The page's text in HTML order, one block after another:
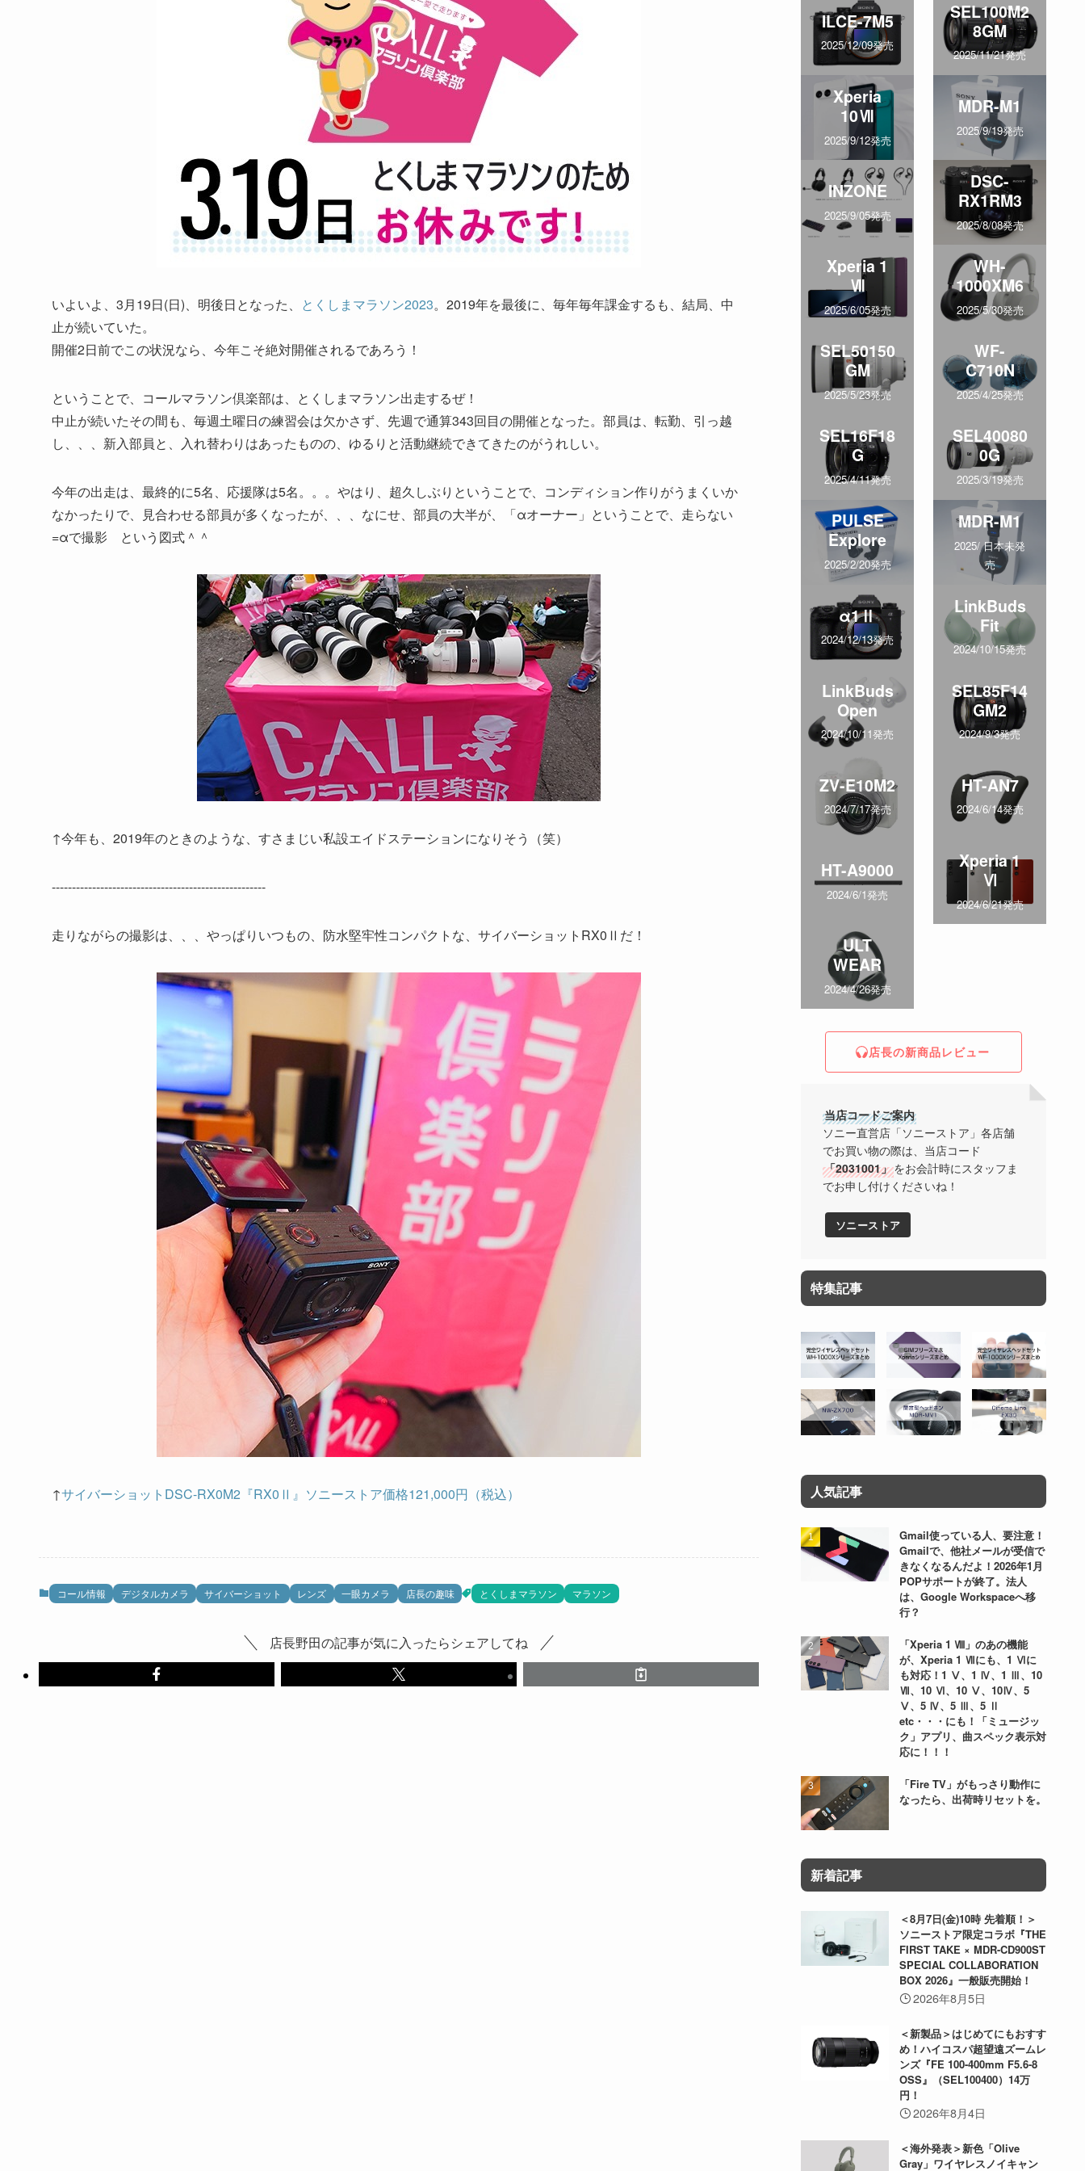
いよいよ、3月19日(日)、明後日となった、 とくしまマラソン2023。2019年を最後に、毎年毎年課金するも、結局、中
止が続いていた。
開催2日前でこの状況なら、今年こそ絶対開催されるであろう！
ということで、コールマラソン倶楽部は、とくしまマラソン出走するぜ！
中止が続いたその間も、毎週土曜日の練習会は欠かさず、先週で通算343回目の開催となった。部員は、転勤、引っ越
し、、、新入部員と、入れ替わりはあったものの、ゆるりと活動継続できてきたのがうれしい。
今年の出走は、最終的に5名、応援隊は5名。。。やはり、超久しぶりということで、コンディション作りがうまくいか
なかったりで、見合わせる部員が多くなったが、、、なにせ、部員の大半が、「αオーナー」ということで、走らない
=αで撮影 という図式＾＾
↑今年も、2019年のときのような、すさまじい私設エイドステーションになりそう（笑）
-----------------------------------------------------
走りながらの撮影は、、、やっぱりいつもの、防水堅牢性コンパクトな、サイバーショットRX0Ⅱだ！
↑サイバーショットDSC-RX0M2『RX0Ⅱ』ソニーストア価格121,000円（税込）
コール情報 デジタルカメラ サイバーショット レンズ 一眼カメラ 店長の趣味 とくしまマラソン マラソン
店長野田の記事が気に入ったらシェアしてね
ILCE-7M5
2025/12/09発売
SEL100M2
8GM
2025/11/21発売
Xperia
10Ⅶ
2025/9/12発売
MDR-M1
2025/9/19発売
INZONE
2025/9/05発売
DSC-
RX1RM3
2025/8/08発売
Xperia 1
Ⅶ
2025/6/05発売
WH-
1000XM6
2025/5/30発売
SEL50150
GM
2025/5/23発売
WF-
C710N
2025/4/25発売
SEL16F18
G
2025/4/11発売
SEL40080
0G
2025/3/19発売
PULSE
Explore
2025/2/20発売
MDR-M1
2025/ 日本未発
売
α1Ⅱ
2024/12/13発売
LinkBuds
Fit
2024/10/15発売
LinkBuds
Open
2024/10/11発売
SEL85F14
GM2
2024/9/3発売
ZV-E10M2
2024/7/17発売
HT-AN7
2024/6/14発売
HT-A9000
2024/6/1発売
Xperia 1
Ⅵ
2024/6/21発売
ULT
WEAR
2024/4/26発売
店長の新商品レビュー
当店コードご案内
ソニー直営店「ソニーストア」各店舗
でお買い物の際は、当店コード
「2031001」をお会計時にスタッフま
でお申し付けくださいね！
ソニーストア
特集記事
人気記事
Gmail使っている人、要注意！
Gmailで、他社メールが受信で
きなくなるんだよ！2026年1月
POPサポートが終了。法人
は、Google Workspaceへ移
行？
「Xperia 1 Ⅷ」のあの機能
が、Xperia 1 Ⅶにも、1 Ⅵに
も対応！1 Ⅴ、1 Ⅳ、1 Ⅲ、10
Ⅶ、10 Ⅵ、10 Ⅴ、10Ⅳ、5
Ⅴ、5 Ⅳ、5 Ⅲ、5 Ⅱ
etc・・・にも！「ミュージッ
ク」アプリ、曲スペック表示対
応に！！！
「Fire TV」がもっさり動作に
なったら、出荷時リセットを。
新着記事
＜8月7日(金)10時 先着順！＞
ソニーストア限定コラボ『THE
FIRST TAKE × MDR-CD900ST
SPECIAL COLLABORATION
BOX 2026』一般販売開始！
2026年8月5日
＜新製品＞はじめてにもおすす
め！ハイコスパ超望遠ズームレ
ンズ『FE 100-400mm F5.6-8
OSS』（SEL100400）14万
円！
2026年8月4日
＜海外発表＞新色「Olive
Gray」ワイヤレスノイキャン